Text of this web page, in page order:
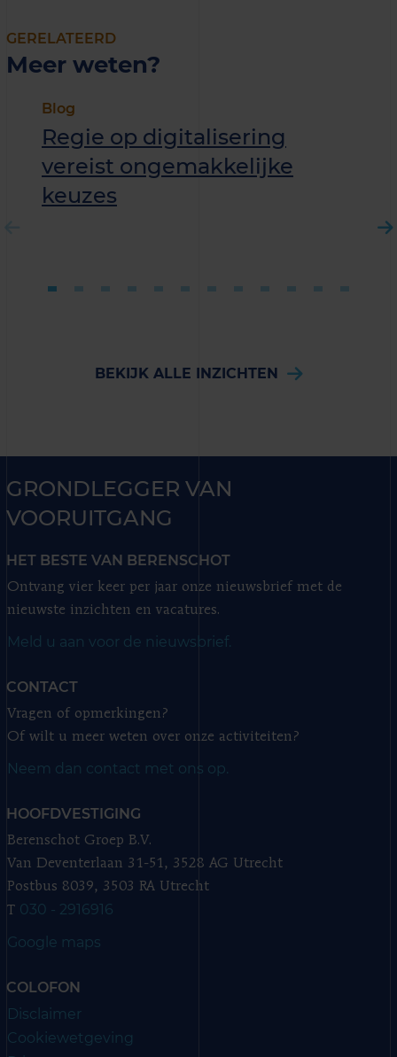
GERELATEERD
Meer weten?
Blog
Regie op digitalisering
vereist ongemakkelijke
keuzes
BEKIJK ALLE INZICHTEN
GRONDLEGGER VAN
VOORUITGANG
HET BESTE VAN BERENSCHOT
Ontvang vier keer per jaar onze nieuwsbrief met de
nieuwste inzichten en vacatures.
Meld u aan voor de nieuwsbrief.
CONTACT
Vragen of opmerkingen?
Of wilt u meer weten over onze activiteiten?
Neem dan contact met ons op.
HOOFDVESTIGING
Berenschot Groep B.V.
Van Deventerlaan 31-51, 3528 AG Utrecht
Postbus 8039, 3503 RA Utrecht
T 030 - 2916916
Google maps
COLOFON
Disclaimer
Cookiewetgeving